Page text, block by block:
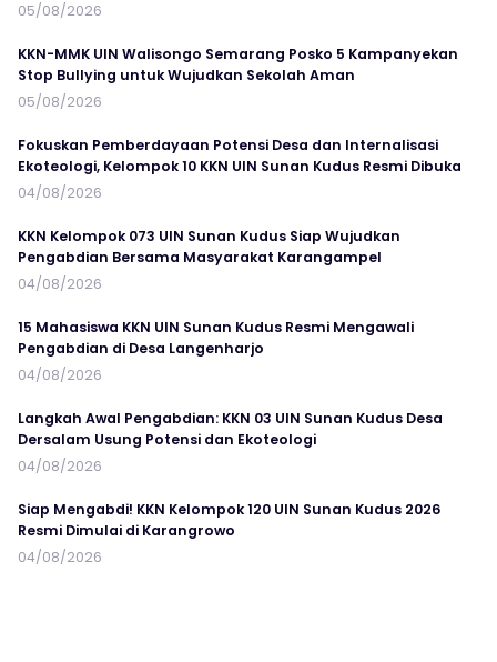
05/08/2026
KKN-MMK UIN Walisongo Semarang Posko 5 Kampanyekan
Stop Bullying untuk Wujudkan Sekolah Aman
05/08/2026
Fokuskan Pemberdayaan Potensi Desa dan Internalisasi
Ekoteologi, Kelompok 10 KKN UIN Sunan Kudus Resmi Dibuka
04/08/2026
KKN Kelompok 073 UIN Sunan Kudus Siap Wujudkan
Pengabdian Bersama Masyarakat Karangampel
04/08/2026
15 Mahasiswa KKN UIN Sunan Kudus Resmi Mengawali
Pengabdian di Desa Langenharjo
04/08/2026
Langkah Awal Pengabdian: KKN 03 UIN Sunan Kudus Desa
Dersalam Usung Potensi dan Ekoteologi
04/08/2026
Siap Mengabdi! KKN Kelompok 120 UIN Sunan Kudus 2026
Resmi Dimulai di Karangrowo
04/08/2026